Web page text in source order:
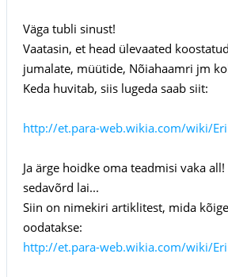
Väga tubli sinust!
Vaatasin, et head ülevaated
jumalate, müütide, Nõiahaamri jm
Keda huvitab, siis lugeda saab siit:
http://et.para-web.wikia.com/wiki/
Ja ärge hoidke oma teadmisi vaka
sedavõrd lai...
Siin on nimekiri artiklitest, mida
oodatakse:
http://et.para-web.wikia.com/wiki/